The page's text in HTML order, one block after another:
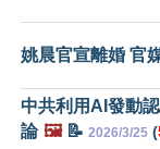
姚晨官宣離婚 官
中共利用AI發動
論 🖼️📝 2026/3/25 (